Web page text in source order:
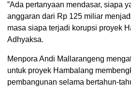
”Ada pertanyaan mendasar, siapa
anggaran dari Rp 125 miliar
masa siapa terjadi korupsi proyek
Adhyaksa.
Menpora Andi Mallarangeng
untuk proyek Hambalang
pembangunan selama bertahun-